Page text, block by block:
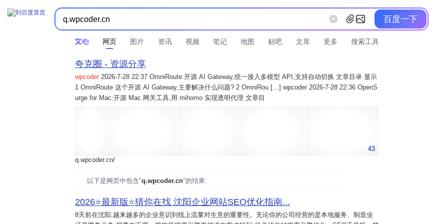
百度一下
网页 图片 资讯 视频 笔记 地图 贴吧 文库 更多 搜索工具
夸克圈 - 资源分享
wpcoder 2026-7-28 22:37 OmniRoute:开源 AI Gateway,统一接入多模型 API,支持自动切换 文章目录 显示
1 OmniRoute 这个开源 AI Gateway,主要解决什么问题? 2 OmniRou […] wpcoder 2026-7-28 22:36 OpenS
urge for Mac:开源 Mac 网关工具,用 mihomo 实现透明代理 文章目
43
q.wpcoder.cn/
以下是网页中包含"q.wpcoder.cn"的结果:
2026⭐️最新版⭐️猜你在找 沈阳企业网站SEO优化指南...
8天前在沈阳,越来越多的企业意识到线上流量对生意的重要性。无论你的公司经营的是本地服务、制造业